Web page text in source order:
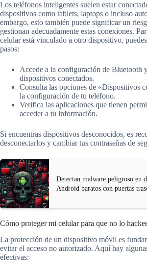
Los teléfonos inteligentes suelen estar
dispositivos como tablets, laptops o incluso
embargo, esto también puede significar un
gestionan adecuadamente estas conexiones.
celular está vinculado a otro dispositivo,
pasos:
Accede a la configuración de Bluetooth
dispositivos conectados.
Consulta las opciones de «Dispositivos
la configuración de tu teléfono.
Verifica las aplicaciones que tienen
acceder a tu información.
Si encuentras dispositivos desconocidos, es
desconectarlos y cambiar tus contraseñas de
Detectan malware peligroso en
Android baratos con puertas
Cómo proteger mi celular para que no lo
La protección de un dispositivo móvil es
evitar el acceso no autorizado. Aquí hay
efectivas: